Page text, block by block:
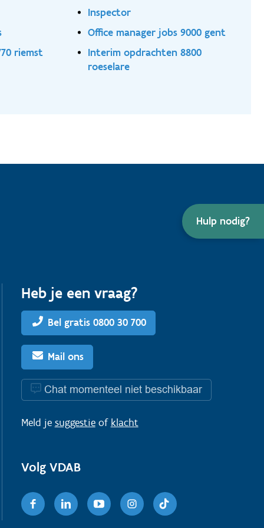
Hulp nodig?
Inspector
Office manager jobs 9000 gent
riemst
Interim opdrachten 8800
roeselare
Heb je een vraag?
Bel gratis 0800 30 700
Mail ons
Chat momenteel niet beschikbaar
Meld je suggestieof klacht
Volg VDAB
FacebookLinkedinYoutubeInstagram